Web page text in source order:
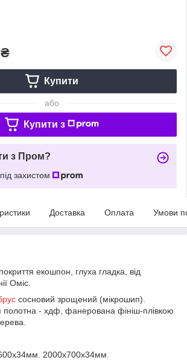
₴
Купити
або
Купити з
з Пром?
захистом
Доставка Оплата Умови
покриття екошпон, глуха гладка, від
Оміс.
сосновий зрощений (мікрошип).
полотна - хдф, фанерована фініш-плівкою
2000х700х34мм.